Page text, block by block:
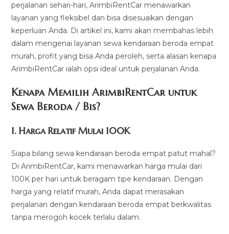
perjalanan sehari-hari, ArimbiRentCar menawarkan
layanan yang fleksibel dan bisa disesuaikan dengan
keperluan Anda. Di artikel ini, kami akan membahas lebih
dalam mengenai layanan sewa kendaraan beroda empat
murah, profit yang bisa Anda peroleh, serta alasan kenapa
ArimbiRentCar ialah opsi ideal untuk perjalanan Anda.
Kenapa Memilih ArimbiRentCar untuk
Sewa Beroda / Bis?
1.Harga Relatif Mulai 100K
Siapa bilang sewa kendaraan beroda empat patut mahal?
Di ArimbiRentCar, kami menawarkan harga mulai dari
100K per hari untuk beragam tipe kendaraan. Dengan
harga yang relatif murah, Anda dapat merasakan
perjalanan dengan kendaraan beroda empat berkwalitas
tanpa merogoh kocek terlalu dalam.